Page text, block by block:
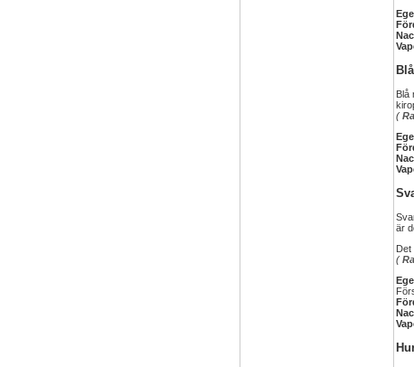
Blå
(
är
Det
(